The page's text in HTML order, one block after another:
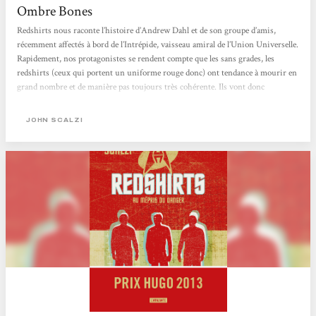
Ombre Bones
Redshirts nous raconte l’histoire d’Andrew Dahl et de son groupe d’amis,
récemment affectés à bord de l’Intrépide, vaisseau amiral de l’Union Universelle.
Rapidement, nos protagonistes se rendent compte que les sans grades, les
redshirts (ceux qui portent un uniforme rouge donc) ont tendance à mourir en
grand nombre et de manière pas toujours très cohérente. Ils vont donc
Une force appelée la Narration. Je ne savais pas quoi penser de ce livre en lisant
JOHN SCALZI